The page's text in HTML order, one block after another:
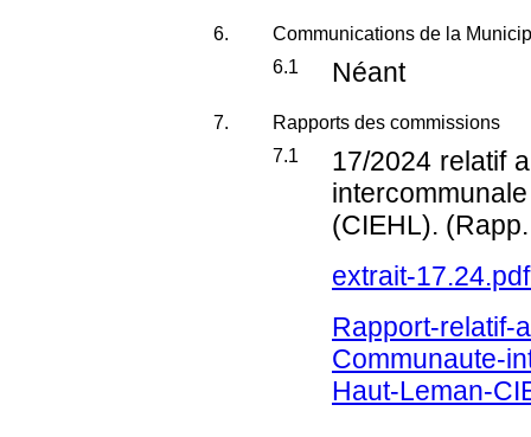
6.
Communications de la
6.1
Néant
7.
Rapports des commissions
7.1
17/2024 relatif
(CIEHL).
extrait-
Rapport-relatif-
Communaute-
Haut-Leman-